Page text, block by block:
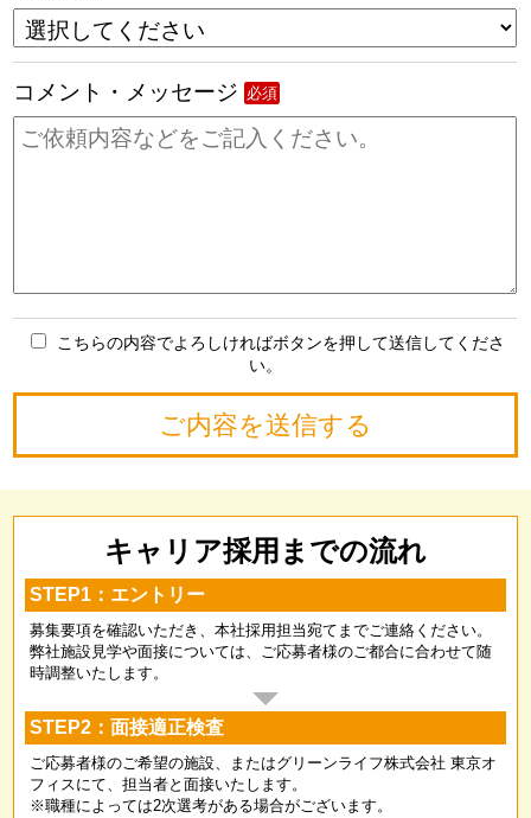
コメント・メッセージ 必須
こちらの内容でよろしければボタンを押して送信してくださ
い。
キャリア採用までの流れ
STEP1：エントリー
募集要項を確認いただき、本社採用担当宛てまでご連絡ください。
弊社施設見学や面接については、ご応募者様のご都合に合わせて随
時調整いたします。
STEP2：面接適正検査
ご応募者様のご希望の施設、またはグリーンライフ株式会社 東京オ
フィスにて、担当者と面接いたします。
※職種によっては2次選考がある場合がございます。